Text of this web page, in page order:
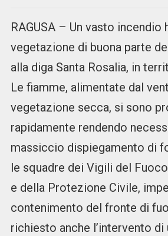
RAGUSA – Un vasto incendio
vegetazione di buona parte
alla diga Santa Rosalia, in
Le fiamme, alimentate dal
vegetazione secca, si sono
rapidamente rendendo
massiccio dispiegamento di
le squadre dei Vigili del
e della Protezione Civile,
contenimento del fronte di
richiesto anche l’intervento di